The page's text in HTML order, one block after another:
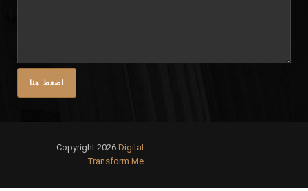
Copyright 2026 Digital
Transform Me